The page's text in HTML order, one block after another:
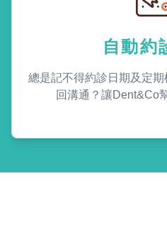
自動約
總是記不得約診日期及定
回溝通？讓Dent&Co